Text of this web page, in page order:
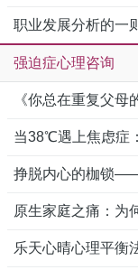
职业发展分析的一
强迫症心理咨询
《你总在重复父母
当38℃遇上焦虑症
挣脱内心的枷锁
原生家庭之痛：为
乐天心晴心理平衡